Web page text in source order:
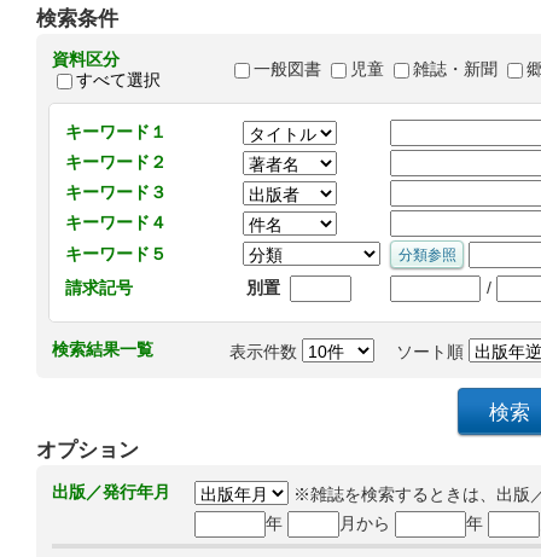
検索条件
資料区分
すべて選択
一般図書 児童 雑誌・新聞
キーワード１
キーワード２
キーワード３
キーワード４
キーワード５
請求記号
別置 /
検索結果一覧 表示件数 ソート順
オプション
出版／発行年月
※雑誌を検索するときは、出版
年
月から 年